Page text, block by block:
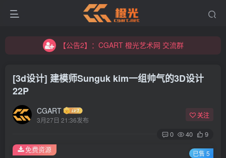
【公告2】：CGART 橙光艺术网 交流群
【公告2】：CGART 橙光艺术网 交流群
[3d设计] 建模师Sunguk kim一组帅气的3D设计
22P
CGART
3月27日 21:36发布
关注
0 40 9
免费资源 已售 5
登录